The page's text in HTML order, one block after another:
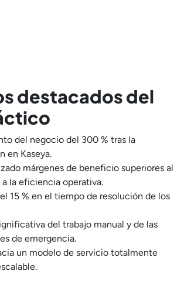
destacados del
del negocio del 300 % tras la
en Kaseya.
márgenes de beneficio superiores al
a la eficiencia operativa.
15 % en el tiempo de resolución de los
del trabajo manual y de las
de emergencia.
un modelo de servicio totalmente